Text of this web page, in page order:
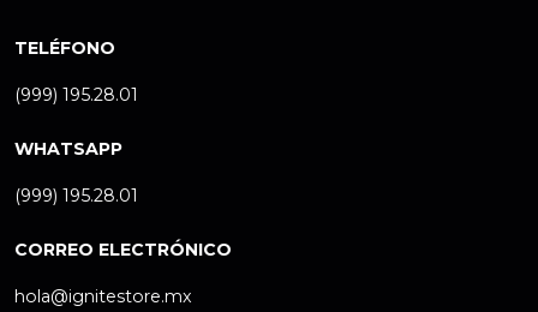
TELÉFONO
(999) 195.28.01
WHATSAPP
(999) 195.28.01
CORREO ELECTRÓNICO
hola@ignitestore.mx